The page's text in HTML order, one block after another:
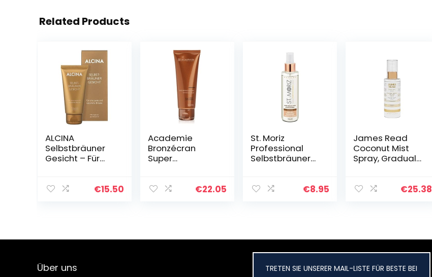
Related Products
ALCINA
Selbstbräuner
Gesicht – Für
Bräune – Mit€15.50
Academie
Bronzécran
Super
Getönte
€22.05
St. Moriz
Professional
Selbstbräuner
€8.95
James Read
Coconut Mist
Spray, Gradual
mittlerer Ton,
€25.38
Über uns TRETEN SIE UNSERER MAIL-LISTE FÜR BESTE BEI